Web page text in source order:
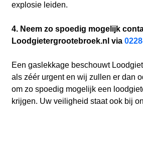
explosie leiden.
4. Neem zo spoedig mogelijk
Loodgietergrootebroek.nl via
Een gaslekkage beschouwt
als zéér urgent en wij zullen er dan
om zo spoedig mogelijk een
krijgen. Uw veiligheid staat ook bij